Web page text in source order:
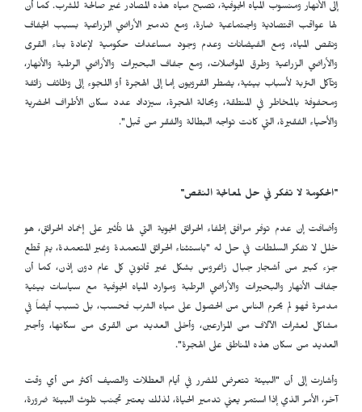
إلى الأنهار ومنسوب المياه الجوفية، تصبح مياه هذه المصادر غير صالحة للشرب. كما أن
لها عواقب اقتصادية واجتماعية ضارة، ومع تدمير الأراضي الزراعية بسبب الجفاف
ونقص المياه، ومع الفيضانات وعدم وجود مساعدات حكومية لإعادة بناء القرى
والأراضي الزراعية وطرق المواصلات، ومع جفاف البحيرات والأراضي الرطبة والأنهار،
وتآكل التربة لأسباب بيئية، يضطر القرويون إما إلى الهجرة أو اللجوء إلى وظائف زائفة
ومحفوفة بالمخاطر في المنطقة، وبحالة الهجرة، سيزداد عدد سكان الأطراف الحضرية
والأحياء الفقيرة، التي كانت تواجه البطالة والفقر من قبل".
"الحكومة لا تفكر في حل لمعالجة النقص"
وأضافت إن عدم توفر مرافق إطفاء الحرائق الجوية التي لها تأثير على إخماد الحرائق، هو
خلل لا تفكر السلطات في حل له "باستثناء الحرائق المتعمدة وغير المتعمدة، يتم قطع
جزء كبير من أشجار جبال زاغروس بشكل غير قانوني كل عام دون إذن، كما أن
جفاف الأنهار والبحيرات والأراضي الرطبة وموارد المياه الجوفية مع سياسات بيئية
مدمرة فهو لم يحرم الناس من الحصول على مياه الشرب فحسب، بل تسبب أيضاً في
مشاكل لعشرات الآلاف من المزارعين، وأخلى العديد من القرى من سكانها، وأجبر
العديد من سكان هذه المناطق على الهجرة".
وأشارت إلى أن "البيئة تتعرض للضرر في أيام العطلات والصيف أكثر من أي وقت
آخر، الأمر الذي إذا استمر يعني تدمير الحياة، لذلك يعتبر تجنب تلوث البيئة ضرورة،